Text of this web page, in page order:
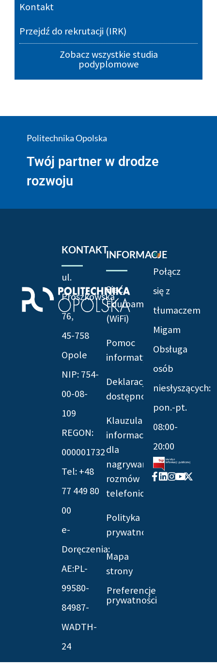
Kontakt
Przejdź do rekrutacji (IRK)
Zobacz wszystkie studia
podyplomowe
Politechnika Opolska
Twój partner w drodze
rozwoju
KONTAKT
ul.
Prószkowska
76,
45-758
Opole
NIP: 754-
00-08-
109
REGON:
000001732
Tel: +48
77 449 80
00
e-
Doręczenia:
AE:PL-
99580-
84987-
WADTH-
24
INFORMACJE
Sieć
Eduroam
(WiFi)
Pomoc
informatyczna
Deklaracja
dostępności
Klauzula
informacyjna
dla
nagrywania
rozmów
telefonicznych
Polityka
prywatności
Mapa
strony
Preferencje
prywatności
Połącz
się z
tłumaczem
Migam
Obsługa
osób
niesłyszących:
pon.-pt.
08:00-
20:00
Facebook-
f
Linkedin
Instagram
Youtube
X-